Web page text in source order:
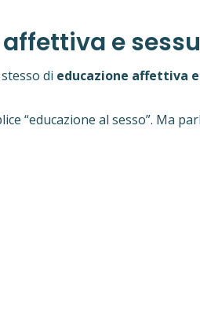
affettiva e
di educazione affettiva e
“educazione al sesso”. Ma